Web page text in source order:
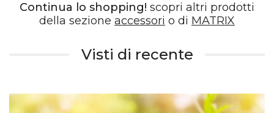
Continua lo shopping! scopri altri prodotti
della sezione accessori o di MATRIX
Visti di recente